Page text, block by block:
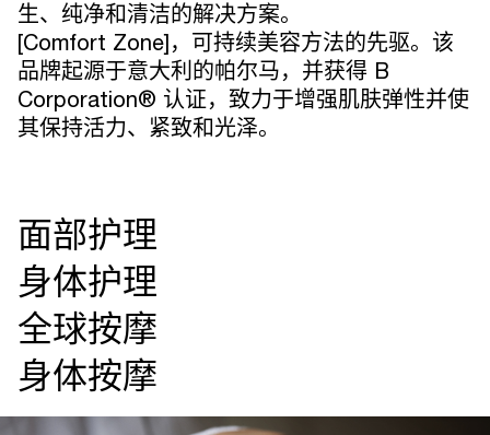
生、纯净和清洁的解决方案。
[Comfort Zone]，可持续美容方法的先驱。该
品牌起源于意大利的帕尔马，并获得 B
Corporation® 认证，致力于增强肌肤弹性并使
其保持活力、紧致和光泽。
面部护理
身体护理
全球按摩
身体按摩